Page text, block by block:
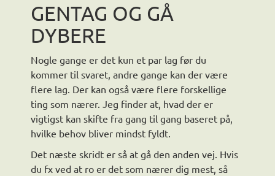
GENTAG OG GÅ
DYBERE
Nogle gange er det kun et par lag før du
kommer til svaret, andre gange kan der være
flere lag. Der kan også være flere forskellige
ting som nærer. Jeg finder at, hvad der er
vigtigst kan skifte fra gang til gang baseret på,
hvilke behov bliver mindst fyldt.
Det næste skridt er så at gå den anden vej. Hvis
du fx ved at ro er det som nærer dig mest, så